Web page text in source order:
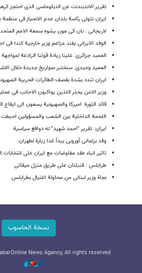
تقریر الاندبندنت عن الدبلوماسی الذی احتجز
ایران تتولی رئاسة بلدان عدم الانحیاز فی
لاریجانی : بان کی مون یشوه سمعة الامم
الوفد الایرانی یفند مزاعم وزیر خارجیة کندا فی
العمید جزائری: علینا زیادة قوتنا الرادعة
العمید وحیدی: سنختبر صواریخ جدیدة خلال
ایران تندد بشدة بقصف الطائرات الحربیة
وزیر الامن یحذر اللذین یواکبون الاجانب فی
قائد الثورة: امیرکا والصهیونیة یسعون الى ایقاع
اللحمة الداخلیة بین الشعب والمسؤولین احبطت
ایران: تقریر "احمد شهید" له دوافع سیاسیة
وفد برلمانی أوروبی یبدأ غدا زیارة لطهران
تاثیر انباء عقد مفاوضات مع ایران على انتخابات
طرابلس : قنبلتان على طریق منزل میقاتی
نجاة وزیر لبنانی من محاولة اغتیال بطرابلس
نسخة الحاسوب
News Agancy, All rights reserved.